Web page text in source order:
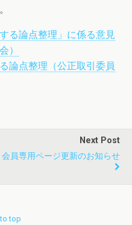
る論点整理」に係る意見
）
論点整理（公正取引委員
Next Post
会員専用ページ更新のお知らせ
top